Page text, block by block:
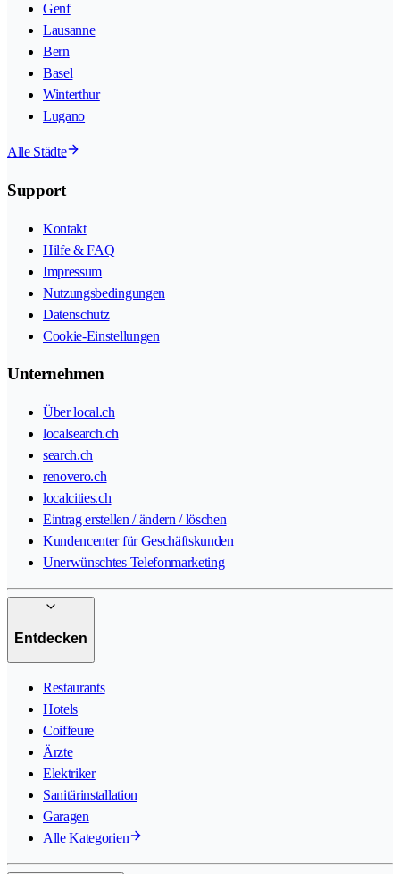
Genf
Lausanne
Bern
Basel
Winterthur
Lugano
Alle Städte
Support
Kontakt
Hilfe & FAQ
Impressum
Nutzungsbedingungen
Datenschutz
Cookie-Einstellungen
Unternehmen
Über local.ch
localsearch.ch
search.ch
renovero.ch
localcities.ch
Eintrag erstellen / ändern / löschen
Kundencenter für Geschäftskunden
Unerwünschtes Telefonmarketing
Entdecken
Restaurants
Hotels
Coiffeure
Ärzte
Elektriker
Sanitärinstallation
Garagen
Alle Kategorien